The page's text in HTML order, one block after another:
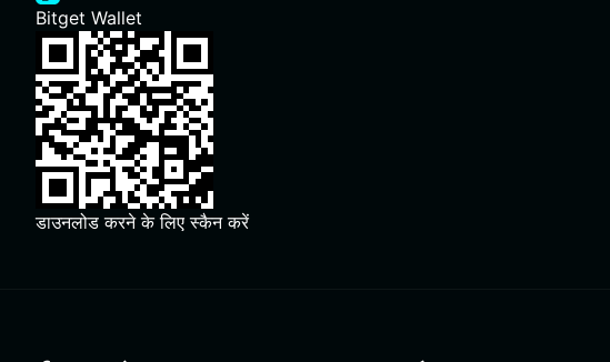
Bitget Wallet
डाउनलोड करने के लिए स्कैन करें